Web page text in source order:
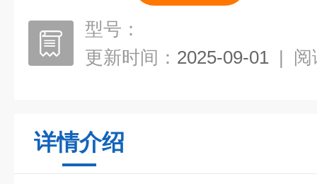
型号：
更新时间： 2025-09-01 | 阅
详情介绍